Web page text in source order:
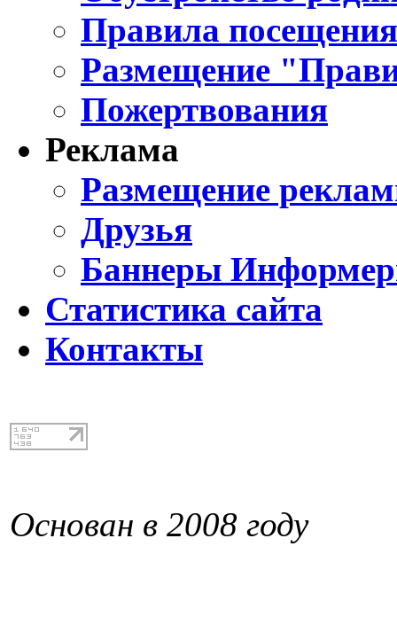
Правила
Размещение
Пожертвования
Реклама
Размещение
Друзья
Баннеры
Статистика сайта
Контакты
Основан в 2008 году